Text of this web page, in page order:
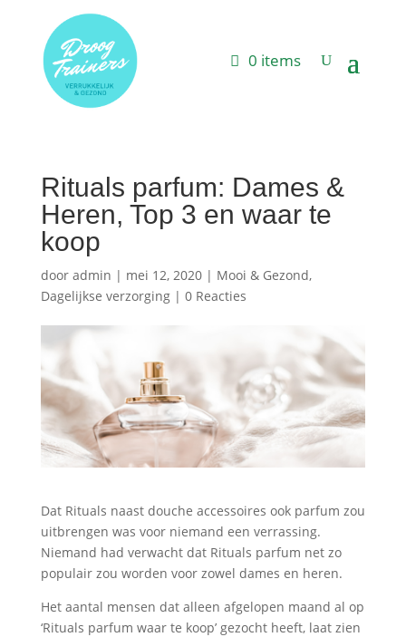
0 items
Rituals parfum: Dames &
Heren, Top 3 en waar te
koop
door admin | mei 12, 2020| Mooi & Gezond,
Dagelijkse verzorging| 0 Reacties
Dat Rituals naast douche accessoires ook parfum zou
uitbrengen was voor niemand een verrassing.
Niemand had verwacht dat Rituals parfum net zo
populair zou worden voor zowel dames en heren.
Het aantal mensen dat alleen afgelopen maand al op
‘Rituals parfum waar te koop’ gezocht heeft, laat zien